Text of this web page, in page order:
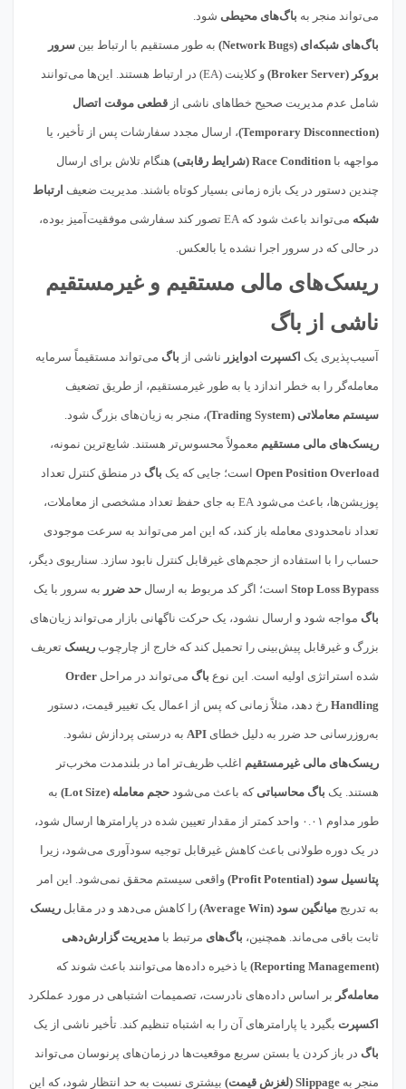
می‌تواند منجر به باگ‌های محیطی شود.
باگ‌های شبکه‌ای (Network Bugs) به طور مستقیم با ارتباط بین سرور
بروکر (Broker Server) و کلاینت (EA) در ارتباط هستند. این‌ها می‌توانند
شامل عدم مدیریت صحیح خطاهای ناشی از قطعی موقت اتصال
(Temporary Disconnection) ، ارسال مجدد سفارشات پس از تأخیر، یا
مواجهه با Race Condition (شرایط رقابتی) هنگام تلاش برای ارسال
چندین دستور در یک بازه زمانی بسیار کوتاه باشند. مدیریت ضعیف ارتباط
شبکه می‌تواند باعث شود که EA تصور کند سفارشی موفقیت‌آمیز بوده،
در حالی که در سرور اجرا نشده یا بالعکس.
ریسک‌های مالی مستقیم و غیرمستقیم
ناشی از باگ
آسیب‌پذیری یک اکسپرت ادوایزر ناشی از باگ می‌تواند مستقیماً سرمایه
معامله‌گر را به خطر اندازد یا به طور غیرمستقیم، از طریق تضعیف
سیستم معاملاتی (Trading System) ، منجر به زیان‌های بزرگ شود.
ریسک‌های مالی مستقیم معمولاً محسوس‌تر هستند. شایع‌ترین نمونه،
Open Position Overload است؛ جایی که یک باگ در منطق کنترل تعداد
پوزیشن‌ها، باعث می‌شود EA به جای حفظ تعداد مشخصی از معاملات،
تعداد نامحدودی معامله باز کند، که این امر می‌تواند به سرعت موجودی
حساب را با استفاده از حجم‌های غیرقابل کنترل نابود سازد. سناریوی دیگر،
Stop Loss Bypass است؛ اگر کد مربوط به ارسال حد ضرر به سرور با یک
باگ مواجه شود و ارسال نشود، یک حرکت ناگهانی بازار می‌تواند زیان‌های
بزرگ و غیرقابل پیش‌بینی را تحمیل کند که خارج از چارچوب ریسک تعریف
شده استراتژی اولیه است. این نوع باگ می‌تواند در مراحل Order
Handling رخ دهد، مثلاً زمانی که پس از اعمال یک تغییر قیمت، دستور
به‌روزرسانی حد ضرر به دلیل خطای API به درستی پردازش نشود.
ریسک‌های مالی غیرمستقیم اغلب ظریف‌تر اما در بلندمدت مخرب‌تر
هستند. یک باگ محاسباتی که باعث می‌شود حجم معامله (Lot Size) به
طور مداوم ۰.۰۱ واحد کمتر از مقدار تعیین شده در پارامترها ارسال شود،
در یک دوره طولانی باعث کاهش غیرقابل توجیه سودآوری می‌شود، زیرا
پتانسیل سود (Profit Potential) واقعی سیستم محقق نمی‌شود. این امر
به تدریج میانگین سود (Average Win) را کاهش می‌دهد و در مقابل ریسک
ثابت باقی می‌ماند. همچنین، باگ‌های مرتبط با مدیریت گزارش‌دهی
(Reporting Management) یا ذخیره داده‌ها می‌توانند باعث شوند که
معامله‌گر بر اساس داده‌های نادرست، تصمیمات اشتباهی در مورد عملکرد
اکسپرت بگیرد یا پارامترهای آن را به اشتباه تنظیم کند. تأخیر ناشی از یک
باگ در باز کردن یا بستن سریع موقعیت‌ها در زمان‌های پرنوسان می‌تواند
منجر به Slippage (لغزش قیمت) بیشتری نسبت به حد انتظار شود، که این